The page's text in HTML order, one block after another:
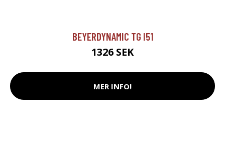
BEYERDYNAMIC TG I51
1326 SEK
MER INFO!